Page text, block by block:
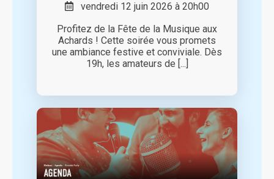
vendredi 12 juin 2026 à 20h00
Profitez de la Fête de la Musique aux
Achards ! Cette soirée vous promets
une ambiance festive et conviviale. Dès
19h, les amateurs de [...]